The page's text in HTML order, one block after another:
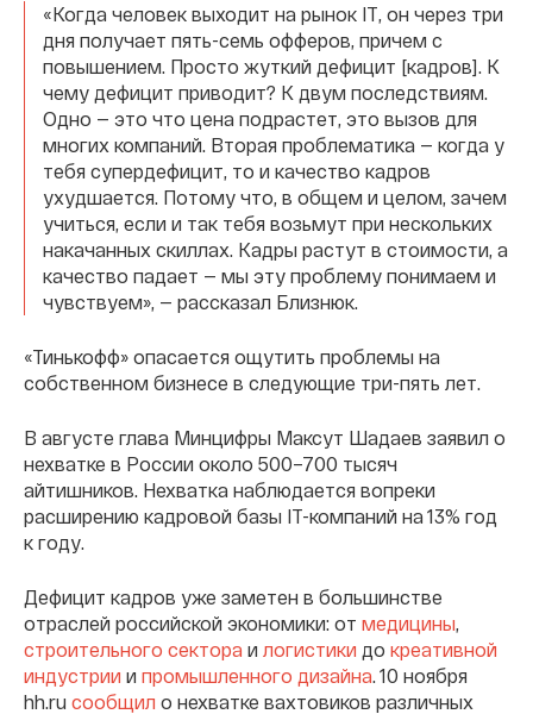
«Когда человек выходит на рынок IT, он через три
дня получает пять-семь офферов, причем с
повышением. Просто жуткий дефицит [кадров]. К
чему дефицит приводит? К двум последствиям.
Одно — это что цена подрастет, это вызов для
многих компаний. Вторая проблематика — когда у
тебя супердефицит, то и качество кадров
ухудшается. Потому что, в общем и целом, зачем
учиться, если и так тебя возьмут при нескольких
накачанных скиллах. Кадры растут в стоимости, а
качество падает — мы эту проблему понимаем и
чувствуем», — рассказал Близнюк.
«Тинькофф» опасается ощутить проблемы на
собственном бизнесе в следующие три-пять лет.
В августе глава Минцифры Максут Шадаев заявил о
нехватке в России около 500–700 тысяч
айтишников. Нехватка наблюдается вопреки
расширению кадровой базы IT-компаний на 13% год
к году.
Дефицит кадров уже заметен в большинстве
отраслей российской экономики: от медицины
строительного сектора и логистики до креативной
индустрии и промышленного дизайна . 10 ноября
hh.ru сообщил о нехватке вахтовиков различных